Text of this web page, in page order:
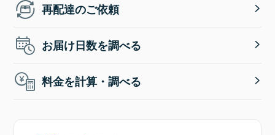
再配達のご依頼
お届け日数を調べる
料金を計算・調べる